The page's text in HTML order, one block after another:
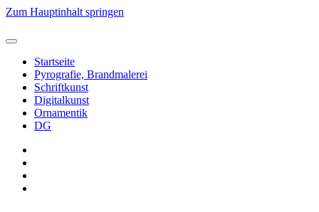
Zum Hauptinhalt springen
Startseite
Pyrografie, Brandmalerei
Schriftkunst
Digitalkunst
Ornamentik
DG